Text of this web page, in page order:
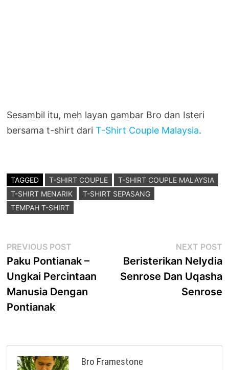
Sesambil itu, meh layan gambar Bro dan Isteri
bersama t-shirt dariT-Shirt Couple Malaysia.
TAGGED T-SHIRT COUPLE
T-SHIRT COUPLE MALAYSIA
T-SHIRT MENARIK
T-SHIRT SEPASANG
TEMPAH T-SHIRT
Post
navigation
PREVIOUS POST
post:
Paku Pontianak –
Ungkai Percintaan
Manusia Dengan
Pontianak
NEXT POST
Beristerikan Nelydia
Senrose Dan Uqasha
Senrose
Bro Framestone